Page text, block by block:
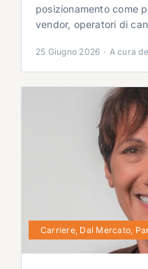
posizionamento come
vendor, operatori di
25 Giugno 2026 · A cura
Carriere, Dal Mercato